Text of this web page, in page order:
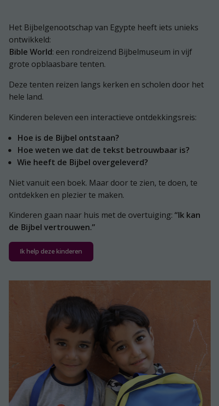
Het Bijbelgenootschap van Egypte heeft iets unieks
ontwikkeld:
Bible World: een rondreizend Bijbelmuseum in vijf
grote opblaasbare tenten.
Deze tenten reizen langs kerken en scholen door het
hele land.
Kinderen beleven een interactieve ontdekkingsreis:
Hoe is de Bijbel ontstaan?
Hoe weten we dat de tekst betrouwbaar is?
Wie heeft de Bijbel overgeleverd?
Niet vanuit een boek. Maar door te zien, te doen, te
ontdekken en plezier te maken.
Kinderen gaan naar huis met de overtuiging: “Ik kan
de Bijbel vertrouwen.”
Ik help deze kinderen